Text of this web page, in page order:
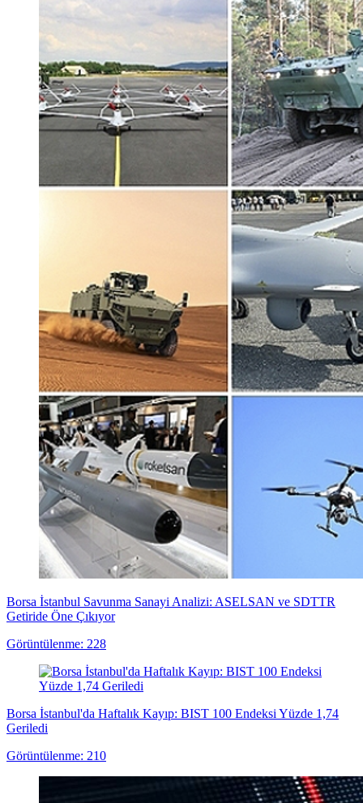
Borsa İstanbul Savunma Sanayi Analizi: ASELSAN ve SDTTR
Getiride Öne Çıkıyor
Görüntülenme: 228
Borsa İstanbul'da Haftalık Kayıp: BIST 100 Endeksi Yüzde 1,74
Geriledi
Görüntülenme: 210